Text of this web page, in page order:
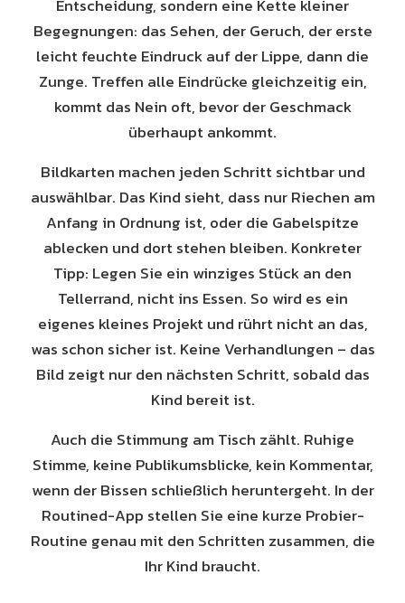
Entscheidung, sondern eine Kette kleiner
Begegnungen: das Sehen, der Geruch, der erste
leicht feuchte Eindruck auf der Lippe, dann die
Zunge. Treffen alle Eindrücke gleichzeitig ein,
kommt das Nein oft, bevor der Geschmack
überhaupt ankommt.
Bildkarten machen jeden Schritt sichtbar und
auswählbar. Das Kind sieht, dass nur Riechen am
Anfang in Ordnung ist, oder die Gabelspitze
ablecken und dort stehen bleiben. Konkreter
Tipp: Legen Sie ein winziges Stück an den
Tellerrand, nicht ins Essen. So wird es ein
eigenes kleines Projekt und rührt nicht an das,
was schon sicher ist. Keine Verhandlungen – das
Bild zeigt nur den nächsten Schritt, sobald das
Kind bereit ist.
Auch die Stimmung am Tisch zählt. Ruhige
Stimme, keine Publikumsblicke, kein Kommentar,
wenn der Bissen schließlich heruntergeht. In der
Routined-App stellen Sie eine kurze Probier-
Routine genau mit den Schritten zusammen, die
Ihr Kind braucht.